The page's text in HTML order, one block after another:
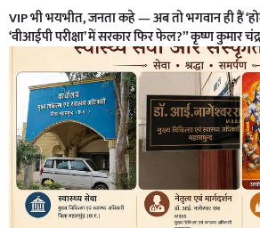
VIP भी भयभीत, जनता कहे — अब तो भगवान ही हैं
‘वीआईपी परीक्षा’ में सरकार फिर फेल?” कृष्ण कुमार